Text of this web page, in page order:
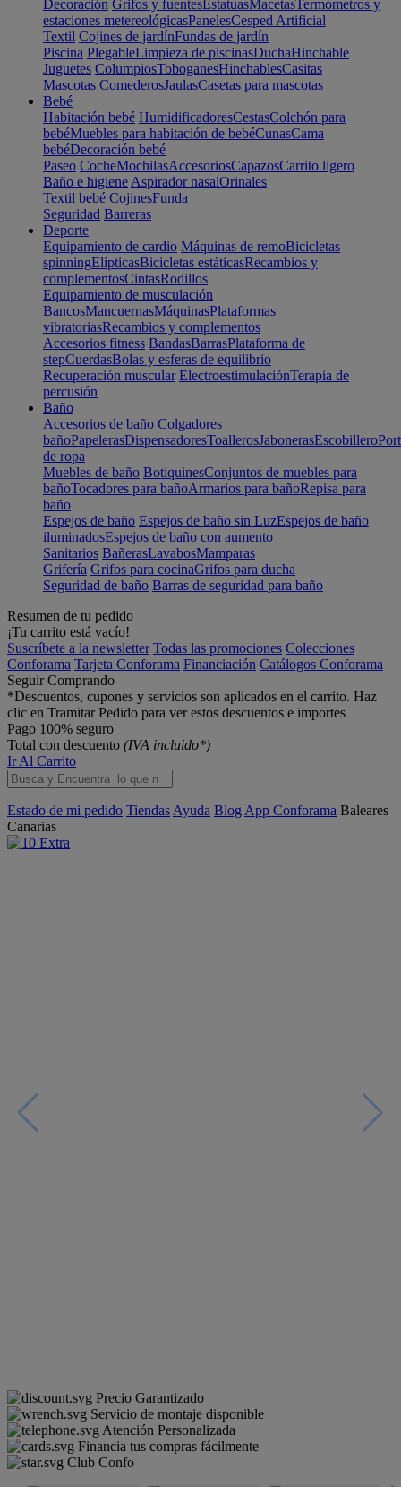
Decoración Grifos y fuentesEstatuasMacetasTermómetros y
estaciones metereológicasPanelesCesped Artificial
Textil Cojines de jardínFundas de jardín
Piscina PlegableLimpieza de piscinasDuchaHinchable
Juguetes ColumpiosToboganesHinchablesCasitas
Mascotas ComederosJaulasCasetas para mascotas
Bebé
Habitación bebé HumidificadoresCestasColchón para
bebéMuebles para habitación de bebéCunasCama
bebéDecoración bebé
Paseo CocheMochilasAccesoriosCapazosCarrito ligero
Baño e higiene Aspirador nasalOrinales
Textil bebé CojinesFunda
Seguridad Barreras
Deporte
Equipamiento de cardio Máquinas de remoBicicletas
spinningElípticasBicicletas estáticasRecambios y
complementosCintasRodillos
Equipamiento de musculación
BancosMancuernasMáquinasPlataformas
vibratoriasRecambios y complementos
Accesorios fitness BandasBarrasPlataforma de
stepCuerdasBolas y esferas de equilibrio
Recuperación muscular ElectroestimulaciónTerapia de
percusión
Baño
Accesorios de baño Colgadores
bañoPapelerasDispensadoresToallerosJabonerasEscobillero
de ropa
Muebles de baño BotiquinesConjuntos de muebles para
bañoTocadores para bañoArmarios para bañoRepisa para
baño
Espejos de baño Espejos de baño sin LuzEspejos de baño
iluminadosEspejos de baño con aumento
Sanitarios BañerasLavabosMamparas
Grifería Grifos para cocinaGrifos para ducha
Seguridad de baño Barras de seguridad para baño
Resumen de tu pedido
¡Tu carrito está vacío!
Suscríbete a la newsletter Todas las promociones Colecciones
Conforama Tarjeta Conforama Financiación Catálogos Conforama
Seguir Comprando
*Descuentos, cupones y servicios son aplicados en el carrito. Haz
clic en Tramitar Pedido para ver estos descuentos e importes
Pago 100% seguro
Total con descuento (IVA incluido*)
Ir Al Carrito
Estado de mi pedido Tiendas Ayuda Blog App Conforama Baleares
Canarias
Precio Garantizado
Servicio de montaje disponible
Atención Personalizada
Financia tus compras fácilmente
Club Confo